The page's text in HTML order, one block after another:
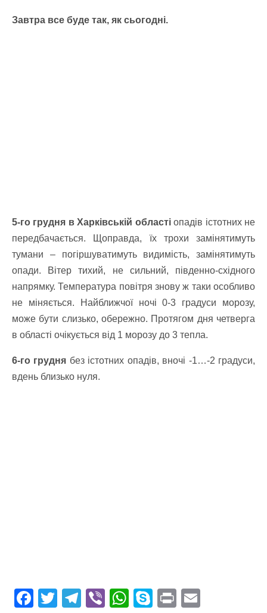
Завтра все буде так, як сьогодні.
5-го грудня в Харківській областіопадів істотних не
передбачається.
Щоправда, їх трохи замінятимуть
тумани – погіршуватимуть видимість, замінятимуть
опади.
Вітер тихий, не сильний, південно-східного
напрямку.Температура повітря знову ж таки особливо
не міняється.
Найближчої ночі 0-3 градуси морозу,
може бути слизько, обережно. Протягом дня четверга
в області очікується від 1 морозу до 3 тепла.
6-го грудня без істотних опадів, вночі -1…-2 градуси,
вдень близько нуля.
F T T Vi W S Pr